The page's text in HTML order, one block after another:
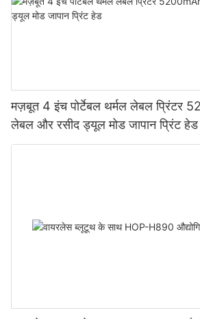
मज़बूत 4 इंच पोर्टेबल थर्मल लेबल
लेबल और रसीद ड्यूल मोड जापान प्रिंट हेड